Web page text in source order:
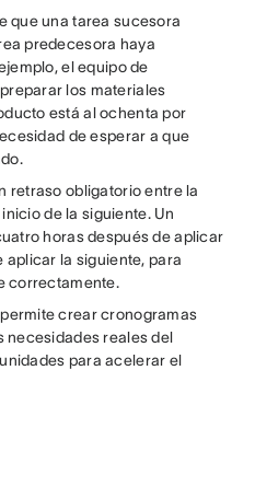
que una tarea sucesora
predecesora haya
el equipo de
los materiales
está al ochenta por
de esperar a que
retraso obligatorio entre la
de la siguiente. Un
horas después de aplicar
aplicar la siguiente, para
correctamente.
crear cronogramas
necesidades reales del
para acelerar el